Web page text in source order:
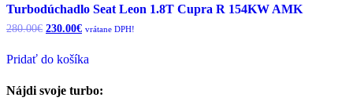
Turbodúchadlo Seat Leon 1.8T Cupra R 154KW AMK
280.00€ Original
was:
280.00€.
230.00€Current
230.00€.
vrátane DPH!
Pridať do košíka
Nájdi svoje turbo: